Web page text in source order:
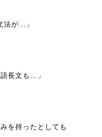
法が…」
語長文も…」
を持ったとしても